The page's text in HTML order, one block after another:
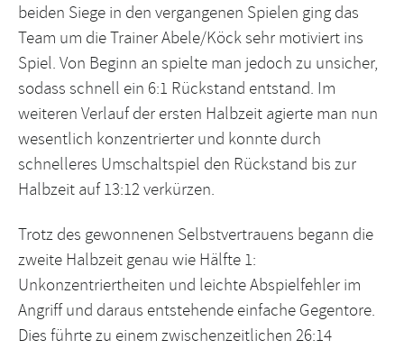
beiden Siege in den vergangenen Spielen ging das
Team um die Trainer Abele/Köck sehr motiviert ins
Spiel. Von Beginn an spielte man jedoch zu unsicher,
sodass schnell ein 6:1 Rückstand entstand. Im
weiteren Verlauf der ersten Halbzeit agierte man nun
wesentlich konzentrierter und konnte durch
schnelleres Umschaltspiel den Rückstand bis zur
Halbzeit auf 13:12 verkürzen.
Trotz des gewonnenen Selbstvertrauens begann die
zweite Halbzeit genau wie Hälfte 1:
Unkonzentriertheiten und leichte Abspielfehler im
Angriff und daraus entstehende einfache Gegentore.
Dies führte zu einem zwischenzeitlichen 26:14